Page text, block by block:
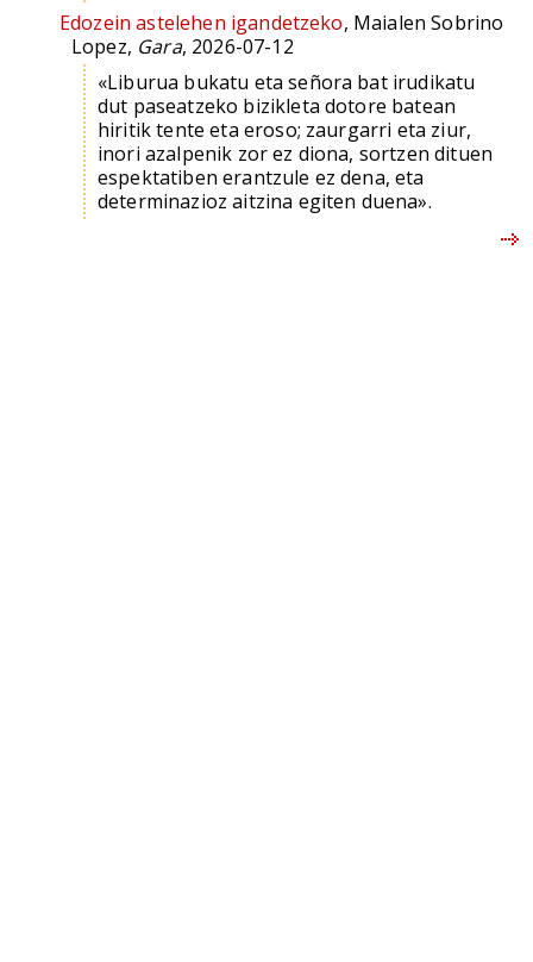
Edozein astelehen igandetzeko, Maialen Sobrino
Lopez, Gara, 2026-07-12
«Liburua bukatu eta señora bat irudikatu
dut paseatzeko bizikleta dotore batean
hiritik tente eta eroso; zaurgarri eta ziur,
inori azalpenik zor ez diona, sortzen dituen
espektatiben erantzule ez dena, eta
determinazioz aitzina egiten duena».